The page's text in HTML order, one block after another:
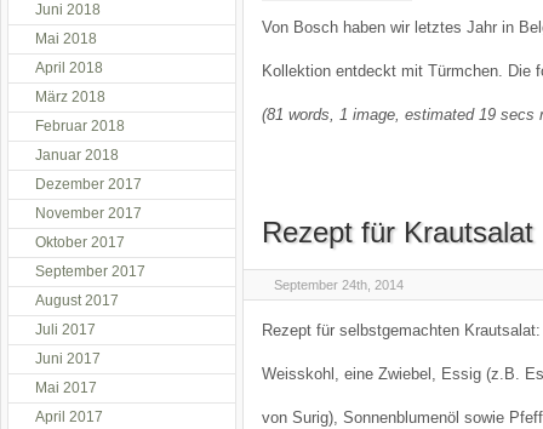
Von Bosch haben wir letztes Jahr in
Kollektion entdeckt mit Türmchen. Die
(81 words, 1 image, estimated 19 secs
Rezept für Krautsalat
September 24th, 2014
Rezept für selbstgemachten Krautsalat:
Weisskohl, eine Zwiebel, Essig (z.B.
von Surig), Sonnenblumenöl sowie
Juni 2018
Mai 2018
April 2018
März 2018
Februar 2018
Januar 2018
Dezember 2017
November 2017
Oktober 2017
September 2017
August 2017
Juli 2017
Juni 2017
Mai 2017
April 2017